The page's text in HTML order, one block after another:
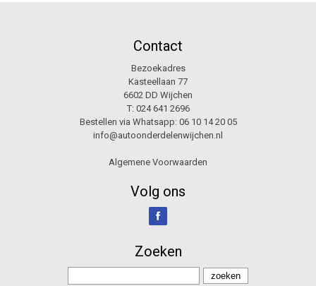
Contact
Bezoekadres
Kasteellaan 77
6602 DD Wijchen
T: 024 641 2696
Bestellen via Whatsapp: 06 10 14 20 05
info@autoonderdelenwijchen.nl
Algemene Voorwaarden
Volg ons
Zoeken